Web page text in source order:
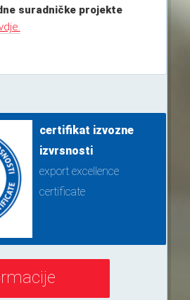
suradničke projekte
certifikat izvozne
izvrsnosti
export excellence
certificate